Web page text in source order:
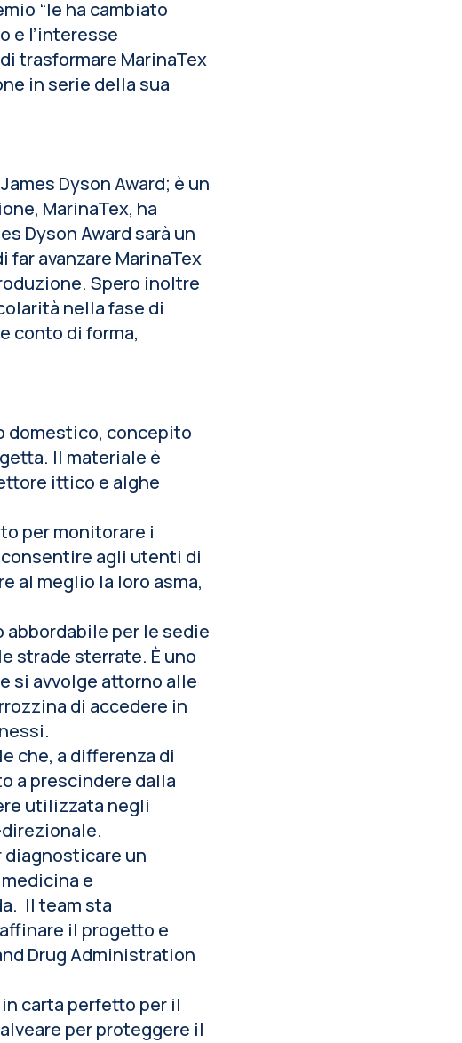
“le ha cambiato
e l’interesse
trasformare MarinaTex
in serie della sua
Dyson Award; è un
MarinaTex, ha
Dyson Award sarà un
avanzare MarinaTex
Spero inoltre
nella fase di
conto di forma,
domestico, concepito
Il materiale è
ittico e alghe
per monitorare i
agli utenti di
al meglio la loro asma,
per le sedie
strade sterrate. È uno
si avvolge attorno alle
di accedere in
che, a differenza di
a prescindere dalla
utilizzata negli
un
e
Il team sta
il progetto e
Drug Administration
carta perfetto per il
per proteggere il